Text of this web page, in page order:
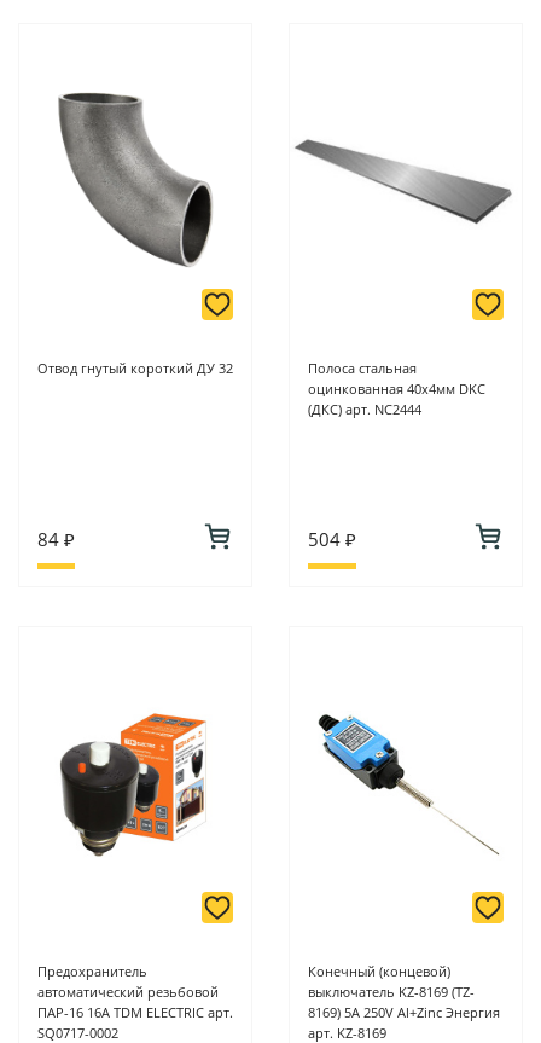
Отвод гнутый короткий ДУ 32
84 ₽
Полоса стальная
оцинкованная 40х4мм DKC
(ДКС) арт. NC2444
504 ₽
Предохранитель
автоматический резьбовой
ПАР-16 16А TDM ELECTRIC арт.
SQ0717-0002
Конечный (концевой)
выключатель KZ-8169 (TZ-
8169) 5A 250V Al+Zinc Энергия
арт. KZ-8169